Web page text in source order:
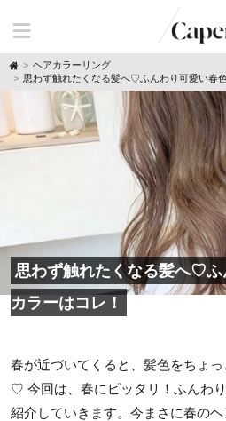
H
o
ヘアカラーリング
思わず触れたくなる髪へ♡ふんわり可愛い春
思わず触れたくなる髪へ♡
カラーはコレ！
春が近づいてくると、髪色をちょ
♡ 今回は、春にピッタリ！ふんわ
紹介していきます。今まさに春の